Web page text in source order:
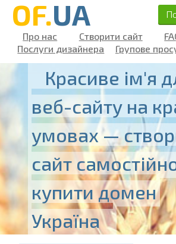
OF.UA
Про нас Створити сайт
Послуги дизайнера
Групове
Красиве ім'я
веб-сайту на
умовах —
сайт
купити домен
Україна